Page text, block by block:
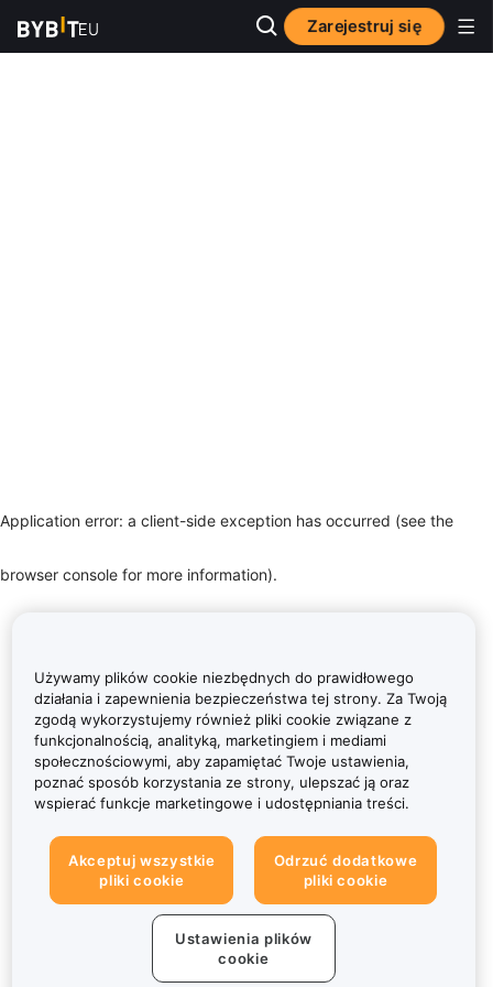
Zarejestruj się
Application error: a client-side exception has occurred (see the
browser console for more information).
Używamy plików cookie niezbędnych do prawidłowego
działania i zapewnienia bezpieczeństwa tej strony. Za Twoją
zgodą wykorzystujemy również pliki cookie związane z
funkcjonalnością, analityką, marketingiem i mediami
społecznościowymi, aby zapamiętać Twoje ustawienia,
poznać sposób korzystania ze strony, ulepszać ją oraz
wspierać funkcje marketingowe i udostępniania treści.
Akceptuj wszystkie
pliki cookie
Odrzuć dodatkowe
pliki cookie
Ustawienia plików
cookie